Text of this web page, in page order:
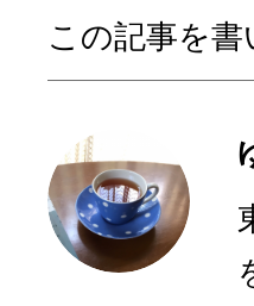
この記事を書